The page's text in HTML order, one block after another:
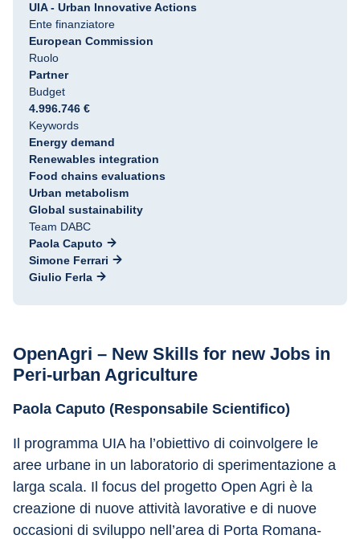
UIA - Urban Innovative Actions
Ente finanziatore
European Commission
Ruolo
Partner
Budget
4.996.746 €
Keywords
Energy demand
Renewables integration
Food chains evaluations
Urban metabolism
Global sustainability
Team DABC
Paola Caputo
Simone Ferrari
Giulio Ferla
OpenAgri – New Skills for new Jobs in
Peri-urban Agriculture
Paola Caputo (Responsabile Scientifico)
Il programma UIA ha l’obiettivo di coinvolgere le
aree urbane in un laboratorio di sperimentazione a
larga scala. Il focus del progetto Open Agri è la
creazione di nuove attività lavorative e di nuove
occasioni di sviluppo nell’area di Porta Romana-